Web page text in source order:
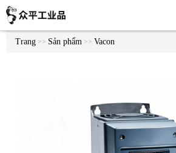
Trang >> Sản phẩm >> Vacon